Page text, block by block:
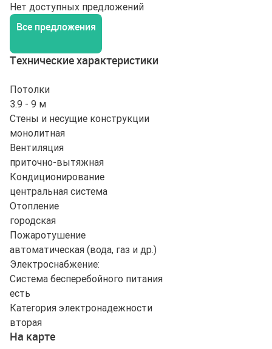
Нет доступных предложений
Все предложения
Технические характеристики
Потолки
3.9 - 9 м
Стены и несущие конструкции
монолитная
Вентиляция
приточно-вытяжная
Кондиционирование
центральная система
Отопление
городская
Пожаротушение
автоматическая (вода, газ и др.)
Электроснабжение:
Система бесперебойного питания
есть
Категория электронадежности
вторая
На карте